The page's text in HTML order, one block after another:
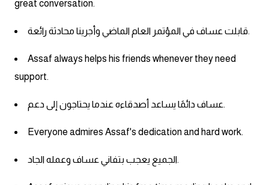
كلمات بحرف t
كلمات بحرف v
كلمات بحرف w
great conversation.
قابلت عساف في المؤتمر العام الماضي وأجرينا محادثة رائعة.
Assaf always helps his friends whenever they need
support.
عساف دائمًا يساعد أصدقاءه عندما يحتاجون إلى دعم.
Everyone admires Assaf's dedication and hard work.
الجميع يعجب بتفاني عساف وعمله الجاد.